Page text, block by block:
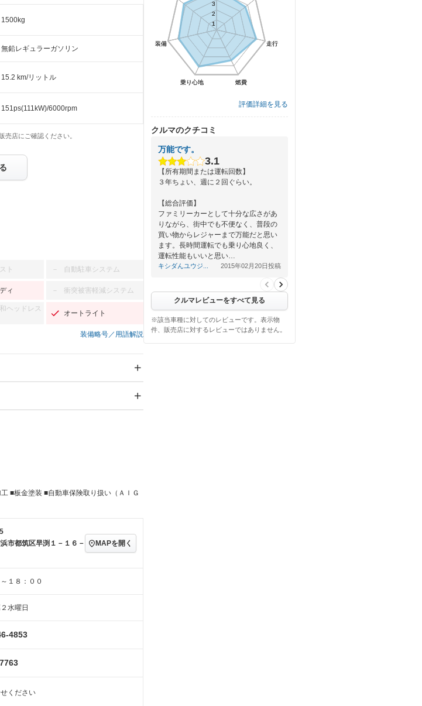
1500kg
無鉛レギュラーガソリン
15.2 km/リットル
151ps(111kW)/6000rpm
店にご確認ください。
ト － 自動駐車システム
ィ － 衝突被害軽減システム
ヘッドレス
オートライト
装備略号／用語解説
装備略号／用語解説
ビ バックカメラ
－ ベンチシート
■板金塗装 ■自動車保険取り扱い（ＡＩＧ
市都筑区早渕１－１６－
MAPを開く
１８：００
水曜日
4853
ください
走行
燃費
乗り心地
装備
1
2
3
走行
燃費
乗り心地
装備
1
2
3
評価詳細を見る
クルマのクチコミ
万能です。
3.1
【所有期間または運転回数】
３年ちょい、週に２回ぐらい。
【総合評価】
ファミリーカーとして十分な広さがあ
りながら、街中でも不便なく、普段の
買い物からレジャーまで万能だと思い
ます。長時間運転でも乗り心地良く、
運転性能もいいと思い…
キシダんユウジ... 2015年02月20日投稿
クルマレビューをすべて見る
※該当車種に対してのレビューです。表示物
件、販売店に対するレビューではありません。